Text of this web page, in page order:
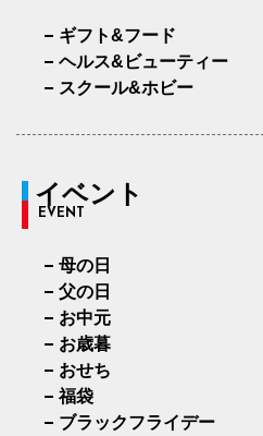
ギフト&フード
ヘルス&ビューティー
スクール&ホビー
イベント
EVENT
母の日
父の日
お中元
お歳暮
おせち
福袋
ブラックフライデー